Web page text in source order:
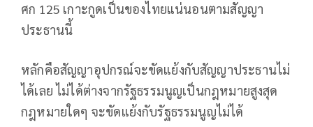
ศก 125 เกาะกูดเป็นของไทยแน่นอนตามสัญญา
ประธานนี้
หลักคือสัญญาอุปกรณ์จะขัดแย้งกับสัญญาประธานไม่
ได้เลย ไม่ได้ต่างจากรัฐธรรมนูญเป็นกฎหมายสูงสุด
กฎหมายใดๆ จะขัดแย้งกับรัฐธรรมนูญไม่ได้